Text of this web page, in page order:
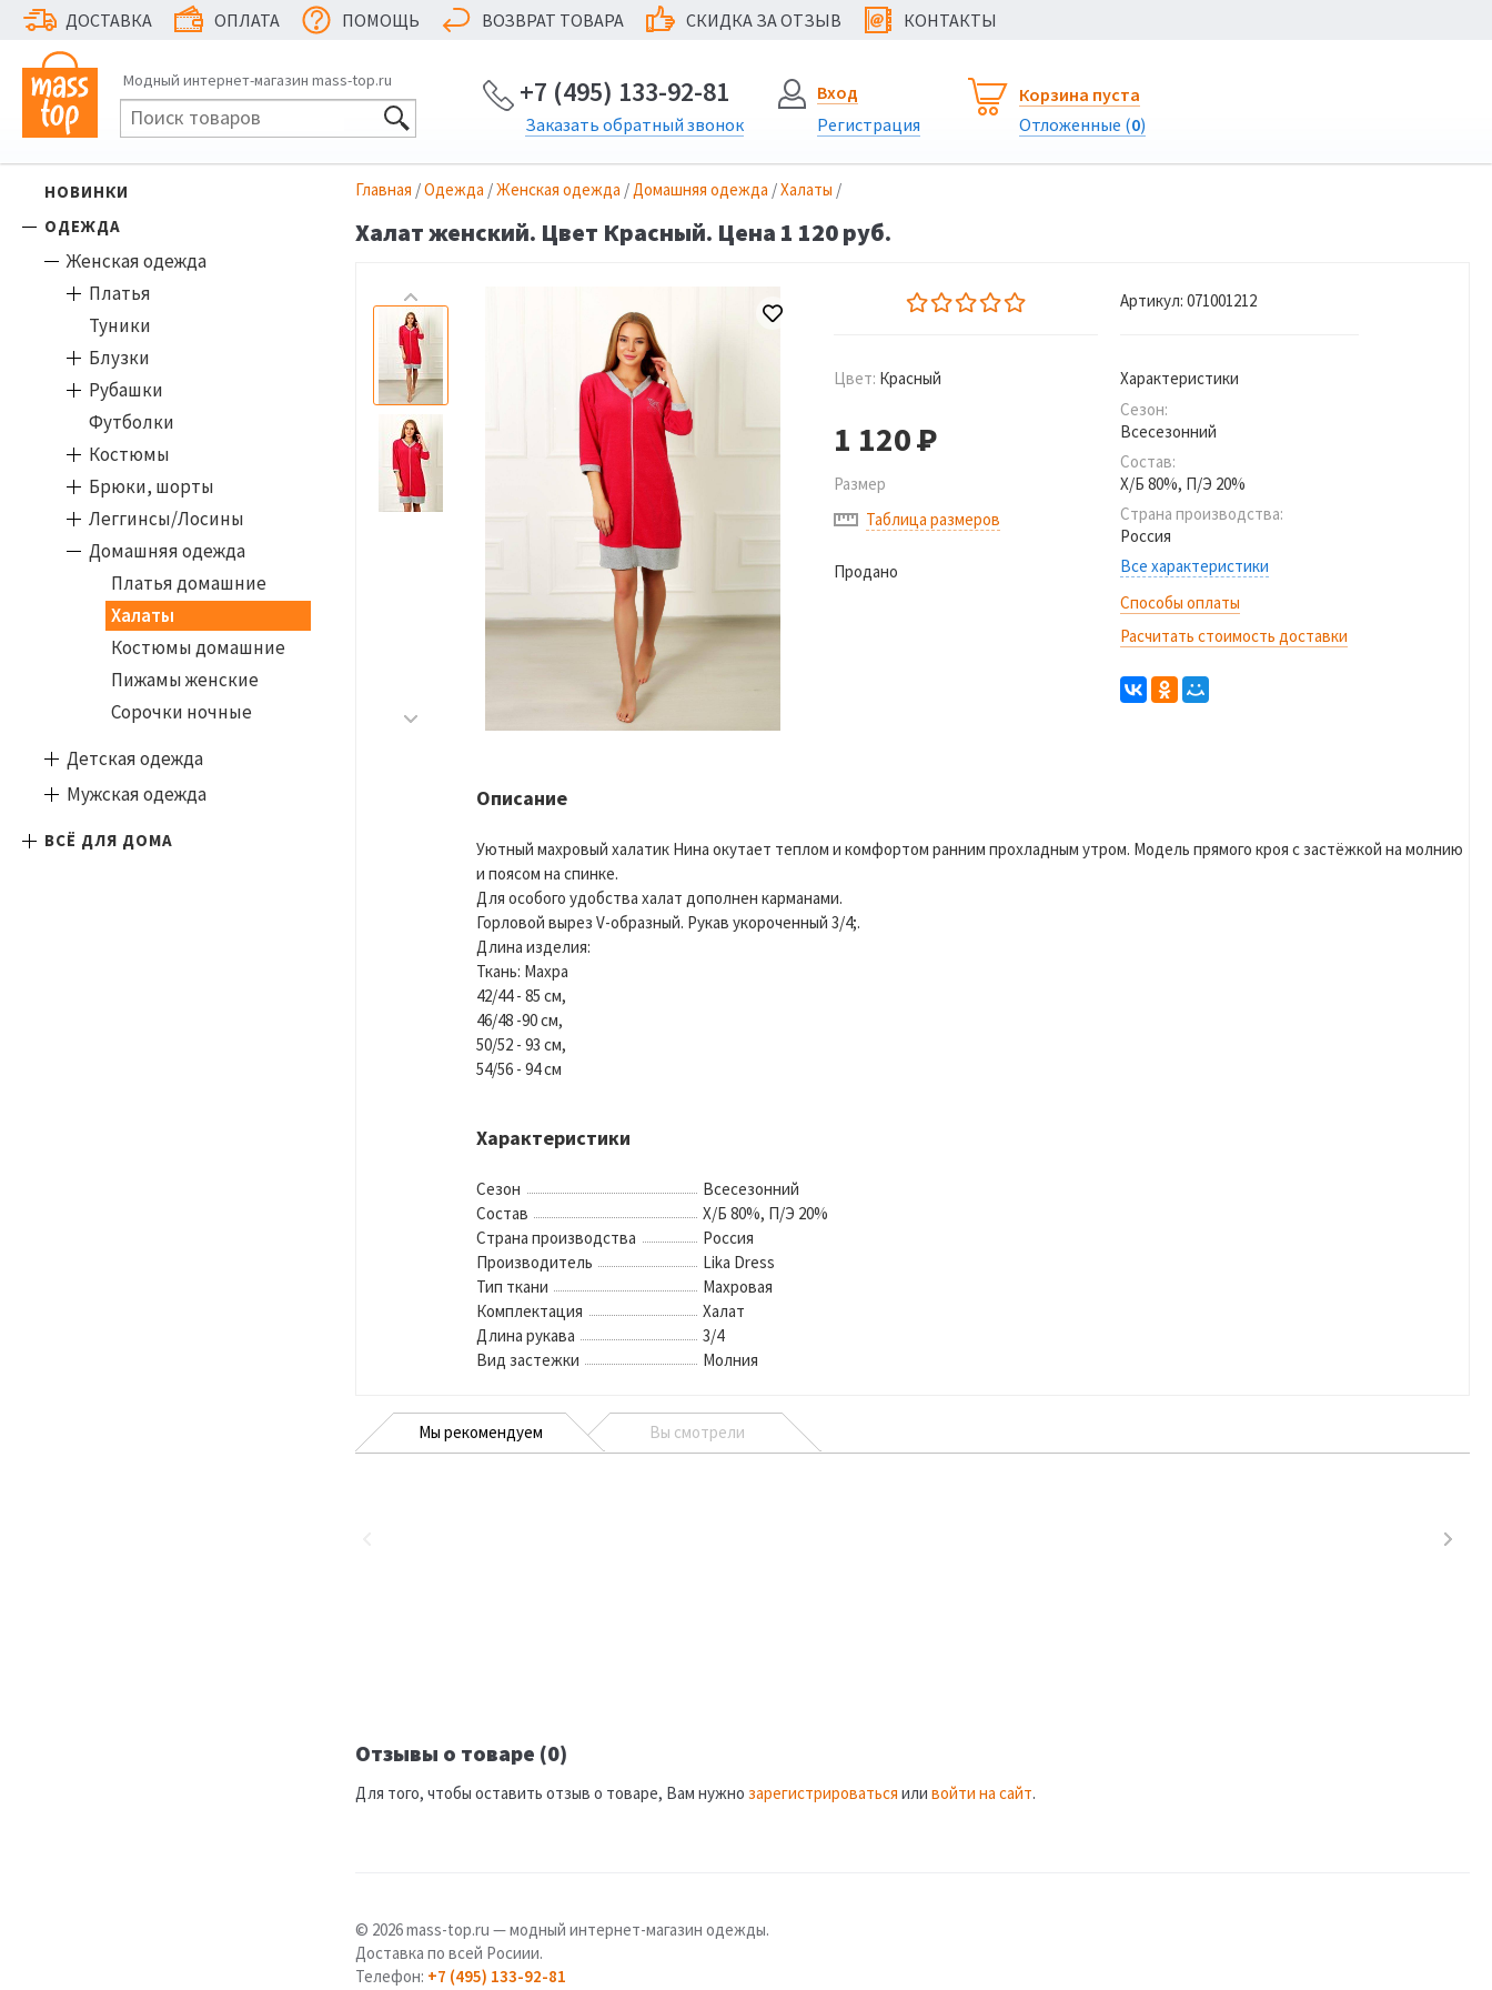
ДОСТАВКА ОПЛАТА ПОМОЩЬ ВОЗВРАТ ТОВАРА СКИДКА ЗА ОТЗЫВ @ КОНТАКТЫ
Модный интернет-магазин mass-top.ru +7 (495) 133-92-81
Заказать обратный звонок
Вход
Регистрация
Корзина пуста
Отложенные (0)
НОВИНКИ
ОДЕЖДА
Женская одежда
Платья
Туники
Блузки
Рубашки
Футболки
Костюмы
Брюки, шорты
Леггинсы/Лосины
Домашняя одежда
Платья домашние
Халаты
Костюмы домашние
Пижамы женские
Сорочки ночные
Детская одежда
Мужская одежда
ВСЁ ДЛЯ ДОМА
Главная /Одежда /Женская одежда /Домашняя одежда /Халаты /
Халат женский. Цвет Красный. Цена 1 120 руб.
Цвет: Красный
1 120Р
Размер
Таблица размеров
Продано
Артикул: 071001212
Характеристики
Сезон:
Всесезонний
Состав:
Х/Б 80%, П/Э 20%
Страна производства:
Россия
Все характеристики
Способы оплаты
Расчитать стоимость доставки
Описание
Уютный махровый халатик Нина окутает теплом и комфортом ранним прохладным утром. Модель прямого кроя с застёжкой на молнию
и поясом на спинке.
Для особого удобства халат дополнен карманами.
Горловой вырез V-образный. Рукав укороченный 3/4;.
Длина изделия:
Ткань: Махра
42/44 - 85 см,
46/48 -90 см,
50/52 - 93 см,
54/56 - 94 см
Характеристики
Сезон
Всесезонний
Состав
Х/Б 80%, П/Э 20%
Страна производства
Россия
Производитель
Lika Dress
Тип ткани
Махровая
Комплектация
Халат
Длина рукава
3/4
Вид застежки
Молния
Мы рекомендуем Вы смотрели
Отзывы о товаре (0)
Для того, чтобы оставить отзыв о товаре, Вам нужно зарегистрироваться или войти на сайт.
© 2026 mass-top.ru — модный интернет-магазин одежды.
Доставка по всей Росиии.
Телефон: +7 (495) 133-92-81